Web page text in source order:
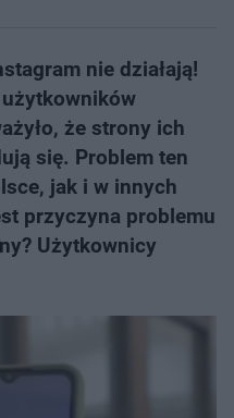
nie działają!
że strony ich
się. Problem ten
jak i w innych
przyczyna problemu
Użytkownicy